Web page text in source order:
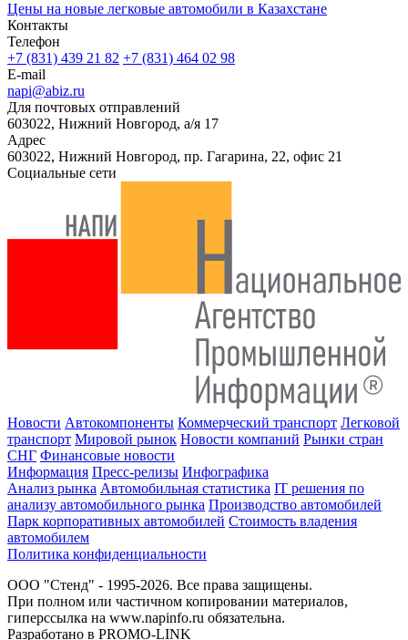
Цены на новые легковые автомобили в Казахстане
Контакты
Телефон
+7 (831) 439 21 82 +7 (831) 464 02 98
E-mail
napi@abiz.ru
Для почтовых отправлений
603022, Нижний Новгород, а/я 17
Адрес
603022, Нижний Новгород, пр. Гагарина, 22, офис 21
Социальные сети
Новости Автокомпоненты Коммерческий транспорт Легковой
транспорт Мировой рынок Новости компаний Рынки стран
СНГ Финансовые новости
Информация Пресс-релизы Инфографика
Анализ рынка Автомобильная статистика IT решения по
анализу автомобильного рынка Производство автомобилей
Парк корпоративных автомобилей Стоимость владения
автомобилем
Политика конфиденциальности
ООО "Стенд" - 1995-2026. Все права защищены.
При полном или частичном копировании материалов,
гиперссылка на www.napinfo.ru обязательна.
Разработано в PROMO-LINK